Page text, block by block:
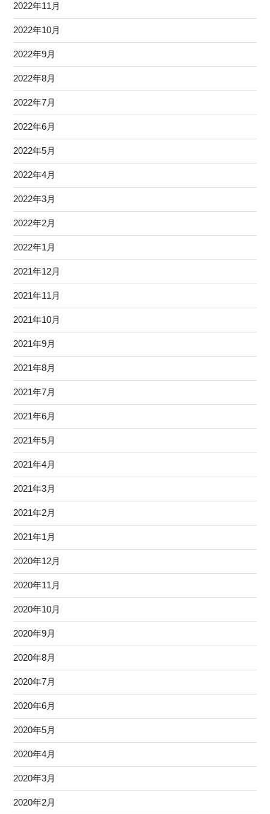
2022年11月
2022年10月
2022年9月
2022年8月
2022年7月
2022年6月
2022年5月
2022年4月
2022年3月
2022年2月
2022年1月
2021年12月
2021年11月
2021年10月
2021年9月
2021年8月
2021年7月
2021年6月
2021年5月
2021年4月
2021年3月
2021年2月
2021年1月
2020年12月
2020年11月
2020年10月
2020年9月
2020年8月
2020年7月
2020年6月
2020年5月
2020年4月
2020年3月
2020年2月